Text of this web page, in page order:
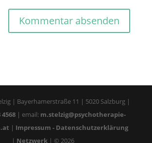
| Bayerhamerstraße 11 | 5020 Salzburg |
4568 | email: m.stelzig@psychotherapie-
| Impressum - Datenschutzerklärung
| Netzwerk | ©2026